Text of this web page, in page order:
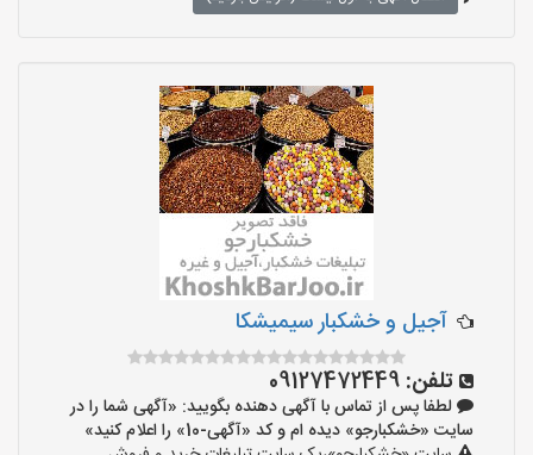
آجیل و خشکبار سیمیشکا
تلفن: 09127472449
لطفا پس از تماس با آگهی دهنده بگویید: «آگهی شما را در
سایت «خشکبارجو» دیده ام و کد «آگهی-10» را اعلام کنید»